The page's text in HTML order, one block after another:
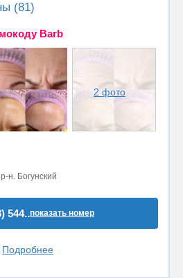
(81)
Barb
2 фото
н. Богунский
544..показать номер
Подробнее